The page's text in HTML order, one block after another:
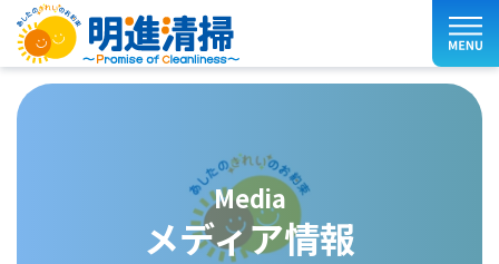
media
メディア情報